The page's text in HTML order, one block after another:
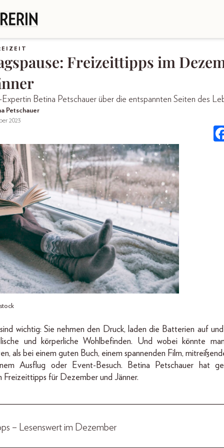
Freizeittipps im
Betina Petschauer über die entspannten Seiten des
Petschauer
2023
wichtig: Sie nehmen den Druck, laden die Batterien auf
und körperliche Wohlbefinden. Und wobei könnte
als bei einem guten Buch, einem spannenden Film,
Ausflug oder Event-Besuch. Betina Petschauer hat
Freizeittipps für Dezember und Jänner.
– Lesenswert im Dezember